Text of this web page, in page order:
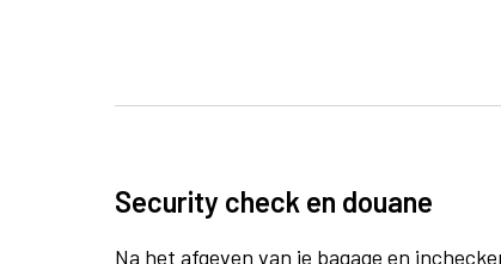
Security check en douane
Na het afgeven van je bagage en